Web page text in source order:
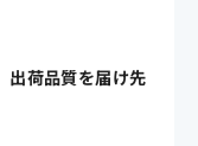
出荷品質を届け先